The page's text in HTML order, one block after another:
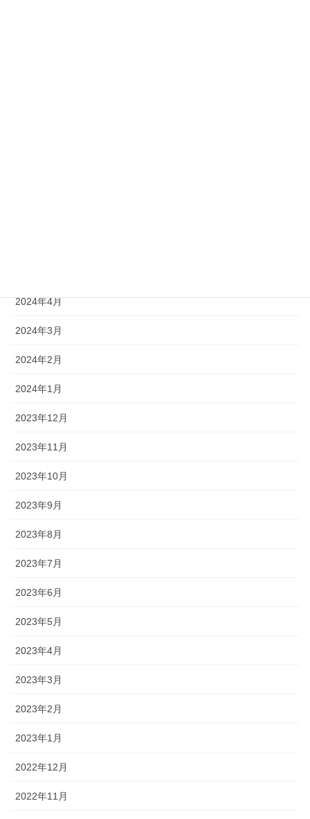
2024年4月
2024年3月
2024年2月
2024年1月
2023年12月
2023年11月
2023年10月
2023年9月
2023年8月
2023年7月
2023年6月
2023年5月
2023年4月
2023年3月
2023年2月
2023年1月
2022年12月
2022年11月